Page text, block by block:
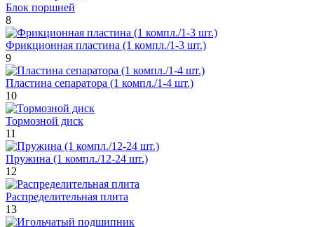
Блок поршней
8
Фрикционная пластина (1 компл./1-3 шт.)
9
Пластина сепаратора (1 компл./1-4 шт.)
10
Тормозной диск
11
Пружина (1 компл./12-24 шт.)
12
Распределительная плита
13